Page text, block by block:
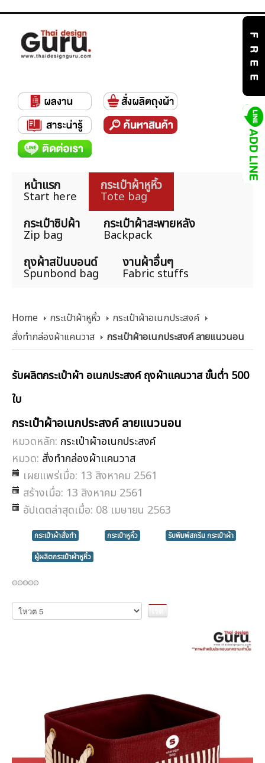
หน้าแรก
Start here
กระเป๋าผ้าหูหิ้ว
Tote bag
กระเป๋าซิปผ้า
Zip bag
กระเป๋าผ้าสะพายหลัง
Backpack
ถุงผ้าสปันบอนด์
Spunbond bag
งานผ้าอื่นๆ
Fabric stuffs
Home กระเป๋าผ้าหูหิ้ว
กระเป๋าผ้าอเนกประสงค์
สั่งทำกล่องผ้าแคนวาส
กระเป๋าผ้าอเนกประสงค์ ลายแนวนอน
รับผลิตกระเป๋าผ้า อเนกประสงค์ ถุงผ้าแคนวาส ขั้นต่ำ 500
ใบ
กระเป๋าผ้าอเนกประสงค์ ลายแนวนอน
หมวดหลัก: กระเป๋าผ้าอเนกประสงค์
หมวด: สั่งทำกล่องผ้าแคนวาส
เผยแพร่เมื่อ: 13 สิงหาคม 2561
สร้างเมื่อ: 13 สิงหาคม 2561
อัปเดตล่าสุดเมื่อ: 08 เมษายน 2563
กระเป๋าผ้าสั่งทำ กระเป๋าหูหิ้ว
รับพิมพ์สกรีน กระเป๋าผ้า
ผู้ผลิตกระเป๋าผ้าหูหิ้ว
กรุณา
ให้